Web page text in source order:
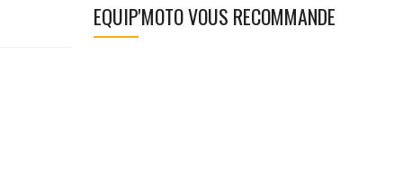
EQUIP'MOTO VOUS RECOMMANDE